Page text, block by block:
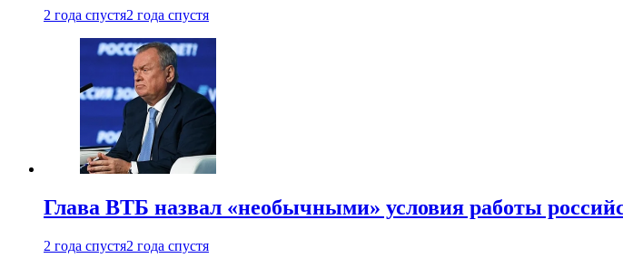
2 года спустя2 года спустя
Глава ВТБ назвал «необычными» условия работы
2 года спустя2 года спустя